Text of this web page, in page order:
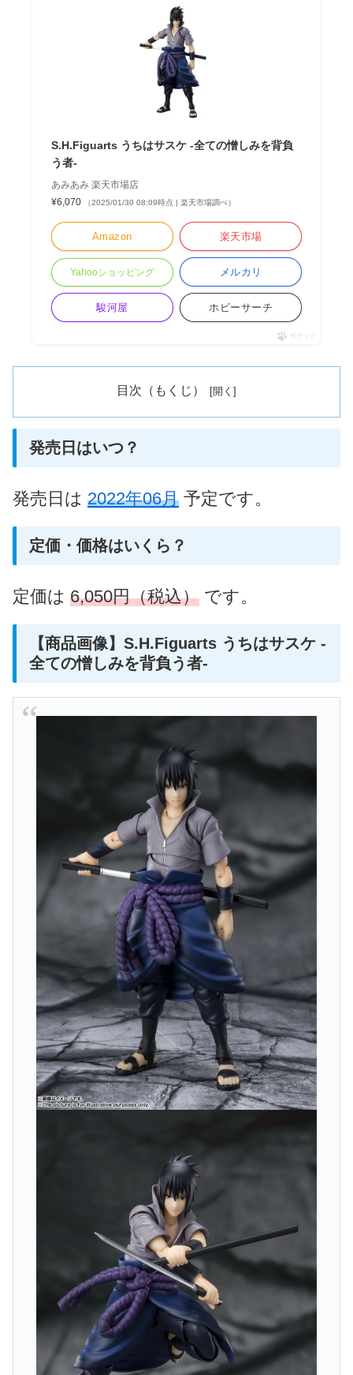
S.H.Figuarts うちはサスケ -全ての憎しみを背負
う者-
あみあみ 楽天市場店
¥6,070
（2025/01/30 08:09時点 | 楽天市場調べ）
Amazon 楽天市場
Yahooショッピング メルカリ
駿河屋 ホビーサーチ
ポチップ
目次（もくじ）
発売日はいつ？
発売日は 2022年06月 予定です。
定価・価格はいくら？
定価は 6,050円（税込） です。
【商品画像】S.H.Figuarts うちはサスケ -
全ての憎しみを背負う者-